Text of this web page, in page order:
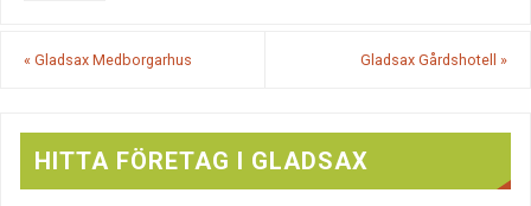
« Gladsax Medborgarhus Gladsax Gårdshotell»
HITTA FÖRETAG I GLADSAX